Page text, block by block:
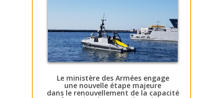
Le ministère des Armées engage
une nouvelle étape majeure
dans le renouvellement de la capacité